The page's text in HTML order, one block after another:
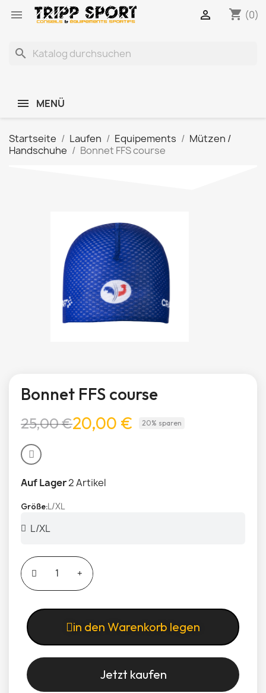
 shopping_cart (0)

search
MENÜ
Startseite Laufen Equipements
Mützen /
Handschuhe
Bonnet FFS course
Bonnet FFS course
25,00 €20,00 € 20% sparen
Auf Lager2 Artikel
Größe L/XL
in den Warenkorb legen
Jetzt kaufen